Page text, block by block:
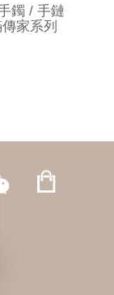
鐲 / 手鏈
家系列